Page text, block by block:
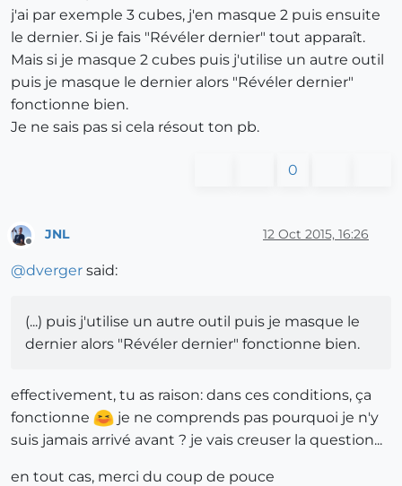
j'ai par exemple 3 cubes, j'en masque 2 puis ensuite
le dernier. Si je fais "Révéler dernier" tout apparaît.
Mais si je masque 2 cubes puis j'utilise un autre outil
puis je masque le dernier alors "Révéler dernier"
fonctionne bien.
Je ne sais pas si cela résout ton pb.
0
Offline
JNL 12 Oct 2015, 16:26
@dverger said:
(...) puis j'utilise un autre outil puis je masque le
dernier alors "Révéler dernier" fonctionne bien.
effectivement, tu as raison: dans ces conditions, ça
fonctionne
je ne comprends pas pourquoi je n'y
suis jamais arrivé avant ? je vais creuser la question...
en tout cas, merci du coup de pouce